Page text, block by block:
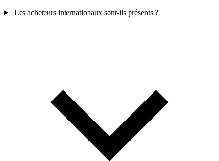
Les acheteurs internationaux sont-ils présents ?